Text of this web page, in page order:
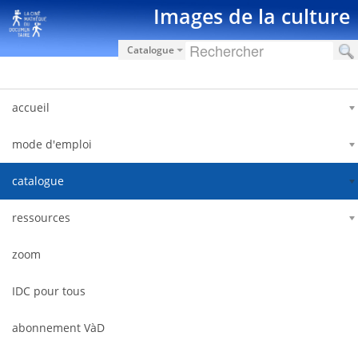
Saltar al contenido Images de la culture
Catalogue
accueil
mode d'emploi
catalogue
ressources
zoom
IDC pour tous
abonnement VàD